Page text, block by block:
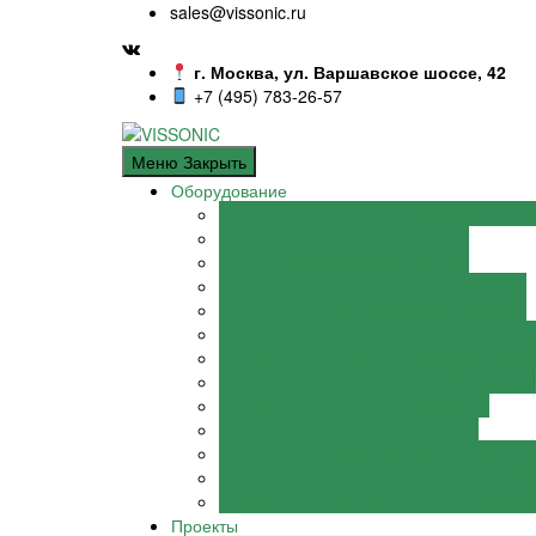
sales@vissonic.ru
г. Москва, ул. Варшавское шоссе, 42
+7 (495) 783-26-57
Меню Закрыть
Оборудование
Проекты